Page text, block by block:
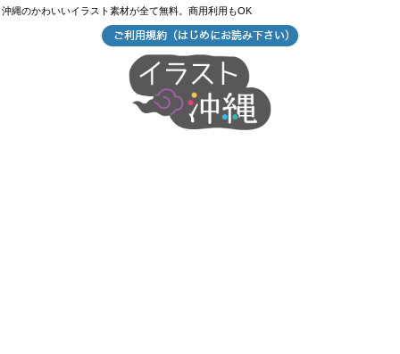
沖縄のかわいいイラスト素材が全て無料。商用利用もOK